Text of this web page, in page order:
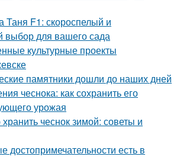
Таня F1: скороспелый и
выбор для вашего сада
культурные проекты
памятники дошли до наших дней
чеснока: как сохранить его
урожая
чеснок зимой: советы и
достопримечательности есть в